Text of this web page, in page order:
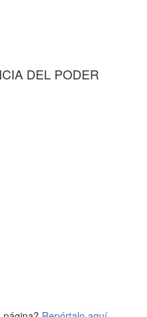
DEL PODER